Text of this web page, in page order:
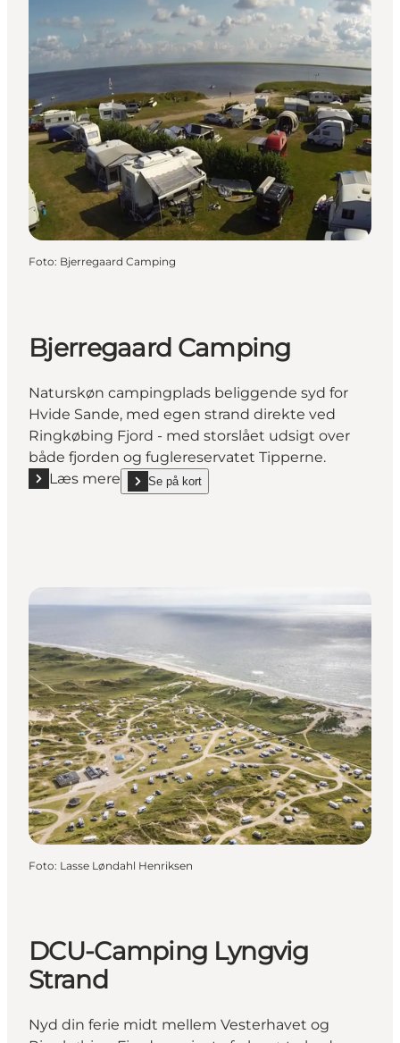
Foto: Bjerregaard Camping
Bjerregaard Camping
Naturskøn campingplads beliggende syd for
Hvide Sande, med egen strand direkte ved
Ringkøbing Fjord - med storslået udsigt over
både fjorden og fuglereservatet Tipperne.
Læs mere
Læs mere "Bjerregaard Camping"
Se på kort
show Bjerregaard Camping on_map
Foto: Lasse Løndahl Henriksen
DCU-Camping Lyngvig
Strand
Nyd din ferie midt mellem Vesterhavet og